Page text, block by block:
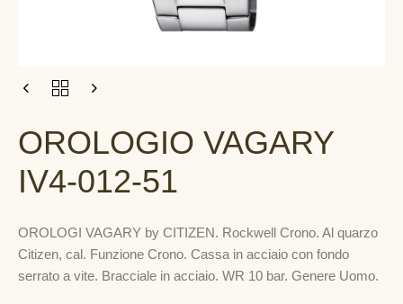
OROLOGIO VAGARY
IV4-012-51
OROLOGI VAGARY by CITIZEN. Rockwell Crono. Al quarzo
Citizen, cal. Funzione Crono. Cassa in acciaio con fondo
serrato a vite. Bracciale in acciaio. WR 10 bar. Genere Uomo.